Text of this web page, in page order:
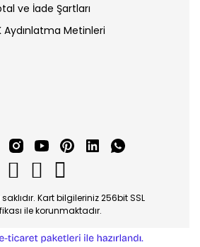
ve İade Şartları
Aydınlatma Metinleri
Kart bilgileriniz 256bit SSL
ile korunmaktadır.
ideasoft
e-